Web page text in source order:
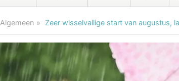
Algemeen Zeer wisselvallige start van augustus,